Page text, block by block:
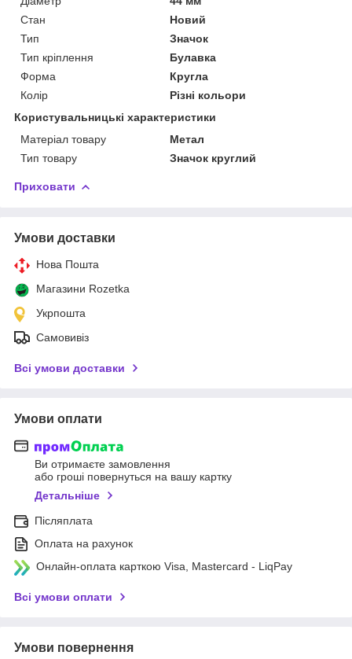
Стан
Новий
Тип
Значок
Тип кріплення
Булавка
Форма
Кругла
Колір
Різні кольори
Користувальницькі характеристики
Матеріал товару
Метал
Тип товару
Значок круглий
Приховати
Умови доставки
Нова Пошта
Магазини Rozetka
Укрпошта
Самовивіз
Всі умови доставки
Умови оплати
Ви отримаєте замовлення
або гроші повернуться на вашу картку
Детальніше
Післяплата
Оплата на рахунок
Онлайн-оплата карткою Visa, Mastercard - LiqPay
Всі умови оплати
Умови повернення